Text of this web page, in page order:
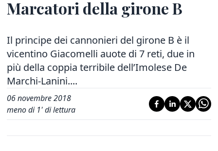
Marcatori della girone B
Il principe dei cannonieri del girone B è il
vicentino Giacomelli auote di 7 reti, due in
più della coppia terribile dell’Imolese De
Marchi-Lanini....
06 novembre 2018
meno di 1' di lettura